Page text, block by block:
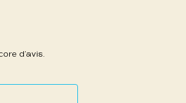
d’avis.